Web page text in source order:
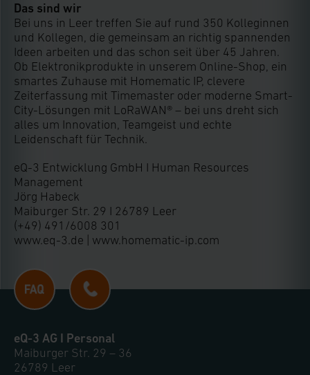
Das sind wir
Bei uns in Leer treffen Sie auf rund 350 Kolleginnen
und Kollegen, die gemeinsam an richtig spannenden
Ideen arbeiten und das schon seit über 45 Jahren.
Ob Elektronikprodukte in unserem Online-Shop, ein
smartes Zuhause mit Homematic IP, clevere
Zeiterfassung mit Timemaster oder moderne Smart-
City-Lösungen mit LoRaWAN® – bei uns dreht sich
alles um Innovation, Teamgeist und echte
Leidenschaft für Technik.
eQ-3 Entwicklung GmbH I Human Resources
Management
Jörg Habeck
Maiburger Str. 29 I 26789 Leer
(+49) 491/6008 301
www.eq-3.de | www.homematic-ip.com
eQ-3 AG I Personal
Maiburger Str. 29 – 36
26789 Leer